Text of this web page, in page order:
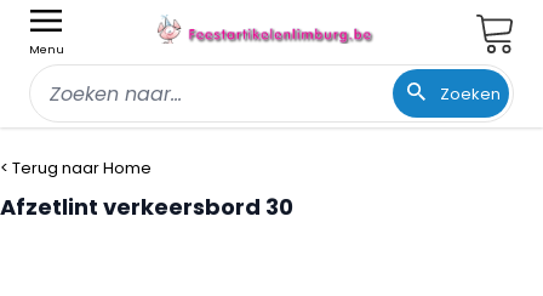
Menu
Zoeken
< Terug naar Home
Afzetlint verkeersbord 30